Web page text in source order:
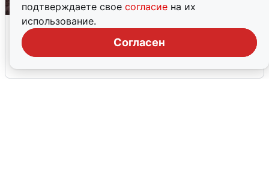
подтверждаете свое согласие на их
использование.
Согласен
Опубликована карта отключений
воды в Воронеже